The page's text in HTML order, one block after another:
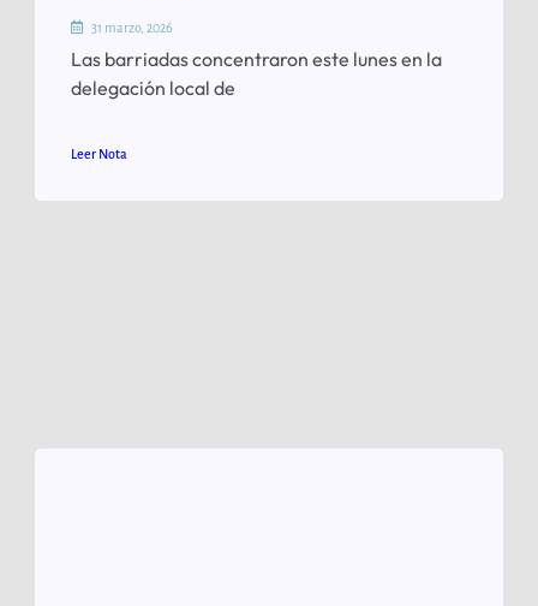
31 marzo, 2026
Las barriadas concentraron este lunes en la
delegación local de
Leer Nota